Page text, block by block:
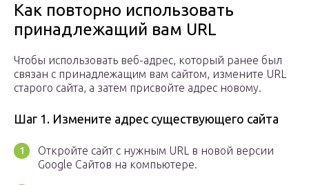
Как повторно использовать
принадлежащий вам URL
Чтобы использовать веб-адрес, который ранее был
связан с принадлежащим вам сайтом, измените URL
старого сайта, а затем присвойте адрес новому.
Шаг 1. Измените адрес существующего сайта
Откройте сайт с нужным URL в новой версии
Google Сайтов на компьютере.